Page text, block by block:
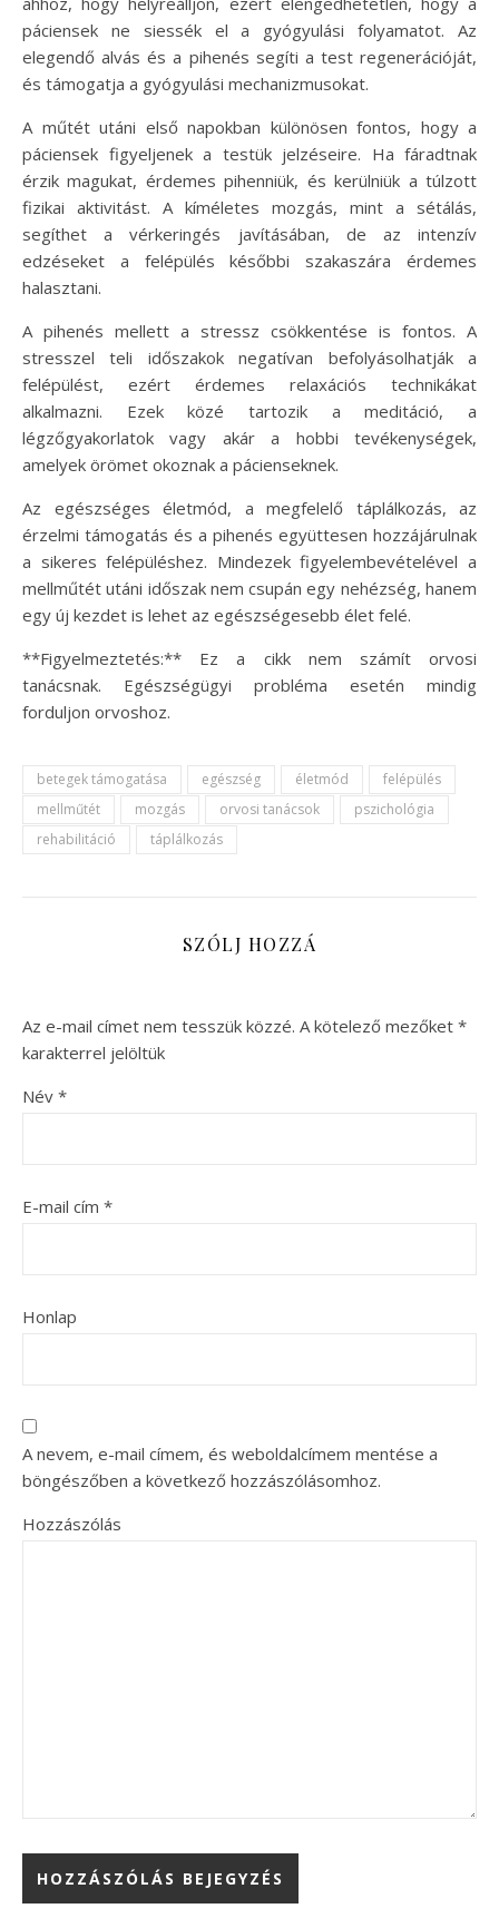
páciensek ne siessék el a gyógyulási folyamatot. Az
elegendő alvás és a pihenés segíti a test regenerációját,
és támogatja a gyógyulási mechanizmusokat.
A műtét utáni első napokban különösen fontos, hogy a
páciensek figyeljenek a testük jelzéseire. Ha fáradtnak
érzik magukat, érdemes pihenniük, és kerülniük a túlzott
fizikai aktivitást. A kíméletes mozgás, mint a sétálás,
segíthet a vérkeringés javításában, de az intenzív
edzéseket a felépülés későbbi szakaszára érdemes
halasztani.
A pihenés mellett a stressz csökkentése is fontos. A
stresszel teli időszakok negatívan befolyásolhatják a
felépülést, ezért érdemes relaxációs technikákat
alkalmazni. Ezek közé tartozik a meditáció, a
légzőgyakorlatok vagy akár a hobbi tevékenységek,
amelyek örömet okoznak a pácienseknek.
Az egészséges életmód, a megfelelő táplálkozás, az
érzelmi támogatás és a pihenés együttesen hozzájárulnak
a sikeres felépüléshez. Mindezek figyelembevételével a
mellműtét utáni időszak nem csupán egy nehézség, hanem
egy új kezdet is lehet az egészségesebb élet felé.
**Figyelmeztetés:** Ez a cikk nem számít orvosi
tanácsnak. Egészségügyi probléma esetén mindig
forduljon orvoshoz.
betegek támogatása egészség életmód
felépülés
mellműtét
mozgás orvosi tanácsok
pszichológia
rehabilitáció
táplálkozás
SZÓLJ HOZZÁ
Az e-mail címet nem tesszük közzé. A kötelező mezőket *
karakterrel jelöltük
Név *
E-mail cím *
Honlap
A nevem, e-mail címem, és weboldalcímem mentése a
böngészőben a következő hozzászólásomhoz.
Hozzászólás